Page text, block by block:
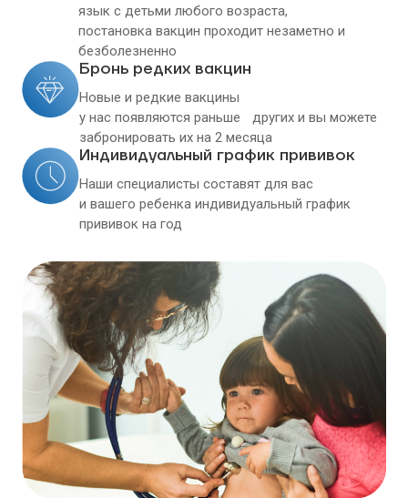
язык с детьми любого возраста,
постановка вакцин проходит незаметно и
безболезненно
Бронь редких вакцин
Новые и редкие вакцины
у нас появляются раньше других и вы можете
забронировать их на 2 месяца
Индивидуальный график прививок
Наши специалисты составят для вас
и вашего ребенка индивидуальный график
прививок на год